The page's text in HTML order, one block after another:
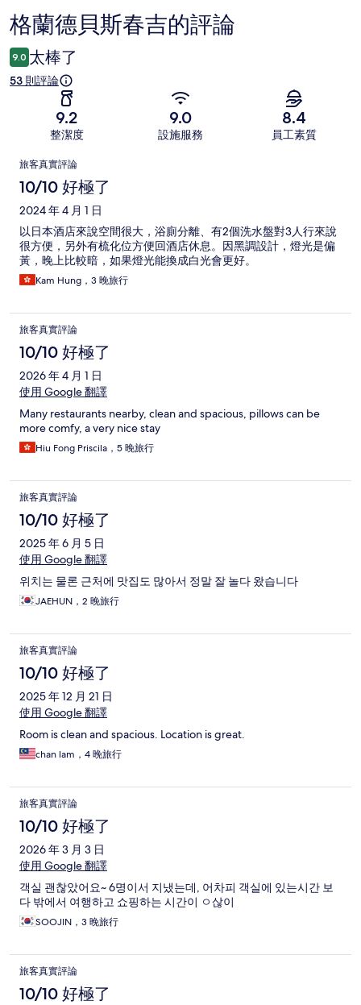
評
論
格蘭德貝斯春吉的評論
9.0 太棒了
53 則評論
9.2
整潔度
9.0
設施服務
8.4
員工素質
評
論
旅客真實評論
10/10 好極了
2024 年 4 月 1 日
以日本酒店來說空間很大，浴廁分離、有2個洗水盤對3人行來說
很方便，另外有梳化位方便回酒店休息。因黑調設計，燈光是偏
黃，晚上比較暗，如果燈光能換成白光會更好。
Kam Hung，3 晚旅行
旅客真實評論
10/10 好極了
2026 年 4 月 1 日
使用 Google 翻譯
Many restaurants nearby, clean and spacious, pillows can be
more comfy, a very nice stay
Hiu Fong Priscila，5 晚旅行
旅客真實評論
10/10 好極了
2025 年 6 月 5 日
使用 Google 翻譯
위치는 물론 근처에 맛집도 많아서 정말 잘 놀다 왔습니다
JAEHUN，2 晚旅行
旅客真實評論
10/10 好極了
2025 年 12 月 21 日
使用 Google 翻譯
Room is clean and spacious. Location is great.
chan lam，4 晚旅行
旅客真實評論
10/10 好極了
2026 年 3 月 3 日
使用 Google 翻譯
객실 괜찮았어요~ 6명이서 지냈는데, 어차피 객실에 있는시간 보
다 밖에서 여행하고 쇼핑하는 시간이 ㅇ삲이
SOOJIN，3 晚旅行
旅客真實評論
10/10 好極了